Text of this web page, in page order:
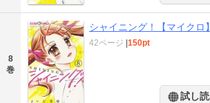
8
巻
シャイニング！【マイクロ
42ページ |150pt
試し